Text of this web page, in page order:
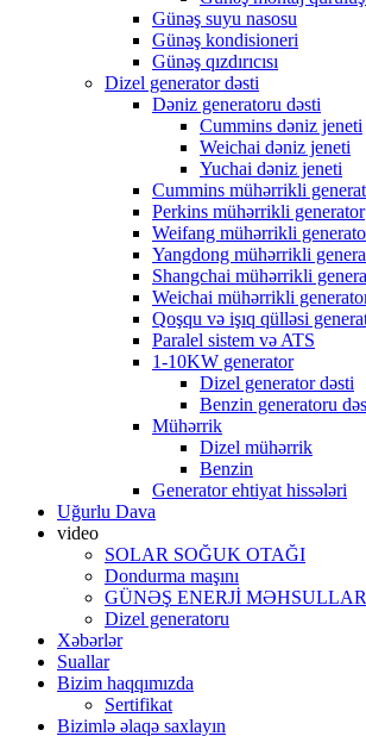
Günəş suyu nasosu
Günəş kondisioneri
Günəş qızdırıcısı
Dizel generator dəsti
Dəniz generatoru dəsti
Cummins dəniz jeneti
Weichai dəniz jeneti
Yuchai dəniz jeneti
Cummins mühərrikli
Perkins mühərrikli generator
Weifang mühərrikli
Yangdong mühərrikli
Shangchai mühərrikli
Weichai mühərrikli
Qoşqu və işıq qülləsi
Paralel sistem və ATS
1-10KW generator
Dizel generator dəsti
Benzin generatoru
Mühərrik
Dizel mühərrik
Benzin
Generator ehtiyat hissələri
Uğurlu Dava
video
SOLAR SOĞUK OTAĞI
Dondurma maşını
GÜNƏŞ ENERJİ
Dizel generatoru
Xəbərlər
Suallar
Bizim haqqımızda
Sertifikat
Bizimlə əlaqə saxlayın